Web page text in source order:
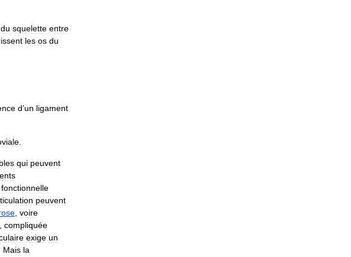
du squelette entre
les os du
d’un ligament
qui peuvent
fonctionnelle
peuvent
voire
compliquée
exige un
Mais la